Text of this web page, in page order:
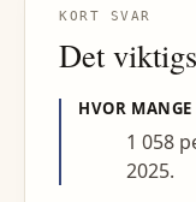
KORT SVAR
Det
HVOR MANGE
1 058
2025.